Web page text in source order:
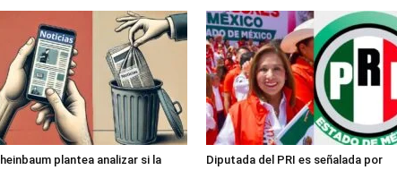
plantea analizar si la Diputada del PRI es señalada por